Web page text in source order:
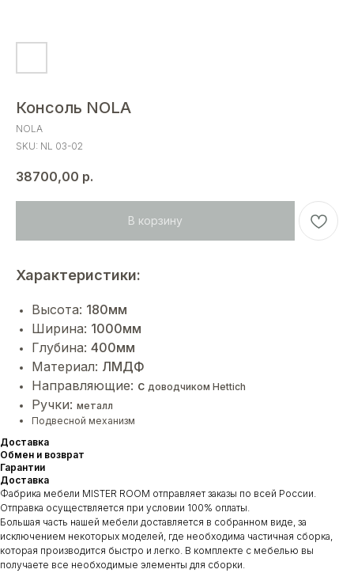
Консоль NOLA
NOLA
SKU: NL 03-02
38700,00 р.
В корзину
Характеристики:
Высота: 180мм
Ширина: 1000мм
Глубина: 400мм
Материал: ЛМДФ
Направляющие: с доводчиком Hettich
Ручки: металл
Подвесной механизм
Доставка
Обмен и возврат
Гарантии
Доставка
Фабрика мебели MISTER ROOM отправляет заказы по всей России.
Отправка осуществляется при условии 100% оплаты.
Большая часть нашей мебели доставляется в собранном виде, за
исключением некоторых моделей, где необходима частичная сборка,
которая производится быстро и легко. В комплекте с мебелью вы
получаете все необходимые элементы для сборки.